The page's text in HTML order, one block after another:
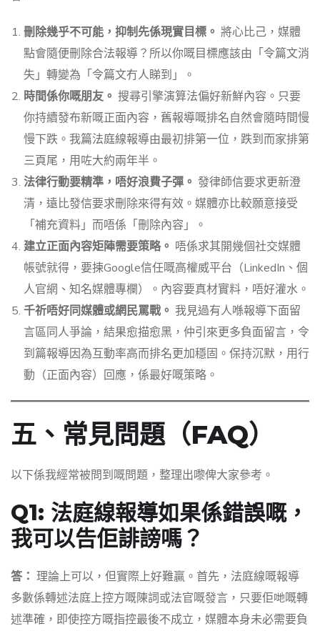
刪除幾乎不可能，抑制先係現實目標。 將心比己，媒體
點會隨便刪除合法報導？所以你嘅目標應該由「令篇文消
失」轉變為「令篇文冇人睇到」。
時間係你嘅朋友。 搜尋引擎演算法偏好新鮮內容。只要
你持續發布新嘅正面內容，舊報導嘅排名自然會隨時間慢
慢下跌。我篇法庭線報導由最初排第一位，跌到而家排第
三頁尾，用咗大約兩年半。
法律行動要精準，唔好浪費子彈。 發律師信要求更新澄
清，遠比發信要求刪除來得有效。媒體亦比較願意接受
「補充資料」而唔係「刪除內容」。
建立正面內容矩陣需要策略。 唔係求其開幾個社交媒體
帳號就得，要揀Google信任嘅高權威平台（LinkedIn、個
人官網、知名媒體專欄）。內容要真材實料，唔好灌水。
千祈唔好同媒體或網民罵戰。 我見過有人喺報導下面留
言區同人爭論，結果愈描愈黑，仲引來更多負面留言，令
到篇報導因為互動率高而排名更加穩固。保持沉默，用行
動（正面內容）回應，係最好嘅策略。
五、常見問題（FAQ）
以下係我經常被問到嘅問題，整理出嚟俾大家參考。
Q1: 法庭線報導如果係錯誤嘅，
我可以告佢誹謗嗎？
答： 理論上可以，但實際上好難贏。首先，法庭線嘅報導
多數係轉述法庭上控方嘅陳詞或法官嘅發言，只要佢哋嘅轉
述準確，即使控方嘅指控最後不成立，媒體本身未必需要負